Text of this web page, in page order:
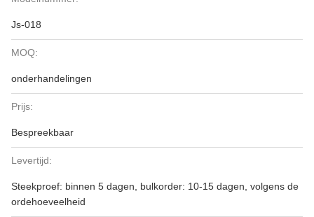
Js-018
MOQ:
onderhandelingen
Prijs:
Bespreekbaar
Levertijd:
Steekproef: binnen 5 dagen, bulkorder: 10-15 dagen, volgens de
ordehoeveelheid